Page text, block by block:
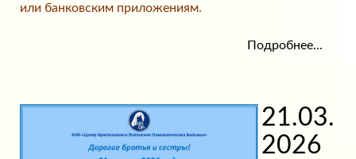
или банковским приложениям.
Подробнее...
21.03.
2026